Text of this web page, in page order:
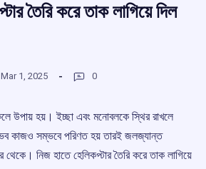
তৈরি করে তাক লাগিয়ে দিল
Mar 1, 2025 0
উপায় হয়। ইচ্ছা এবং মনোবলকে স্থির রাখলে
কাজও সম্ভবে পরিণত হয় তারই জলজ্যান্ত
নিজ হাতে হেলিকপ্টার তৈরি করে তাক লাগিয়ে